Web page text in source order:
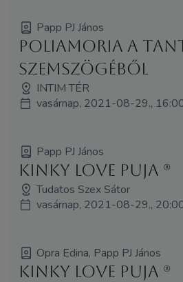
Papp PJ János
Poliamoria a
szemszögéből
INTIM TÉR
vasárnap, 2021-08-29.,
Papp PJ János
Kinky love puja (R)
Tudatos Szex Sátor
vasárnap, 2021-08-29.,
Opra Edina, Papp PJ János
Kinky Love Puja (R)